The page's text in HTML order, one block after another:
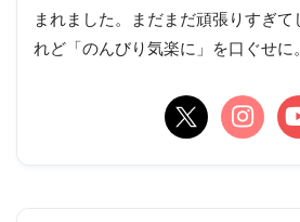
まれました。まだまだ頑張りすぎて
れど「のんびり気楽に」を口ぐせに。